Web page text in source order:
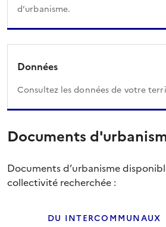
d’urbanisme.
Données
Consultez les données de votre
Documents
Documents d’urbanisme
collectivité recherchée :
DU INTERCOMMUNAUX